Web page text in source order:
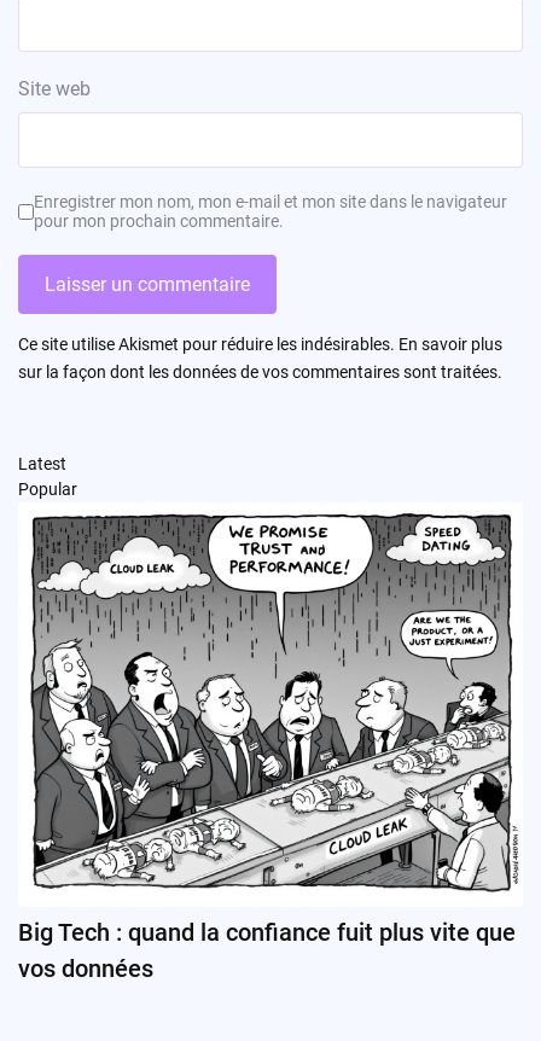
Site web
Enregistrer mon nom, mon e-mail et mon site dans le navigateur
pour mon prochain commentaire.
Ce site utilise Akismet pour réduire les indésirables. En savoir plus
sur la façon dont les données de vos commentaires sont traitées.
Latest
Popular
Big Tech : quand la confiance fuit plus vite que
vos données